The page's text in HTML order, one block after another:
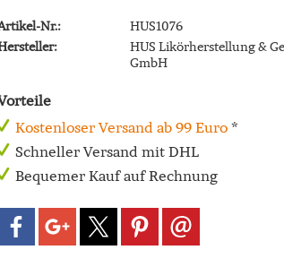
Nr.:
HUS1076
HUS Likörherstellung &
GmbH
Kostenloser Versand ab 99 Euro*
Schneller Versand mit DHL
Bequemer Kauf auf Rechnung